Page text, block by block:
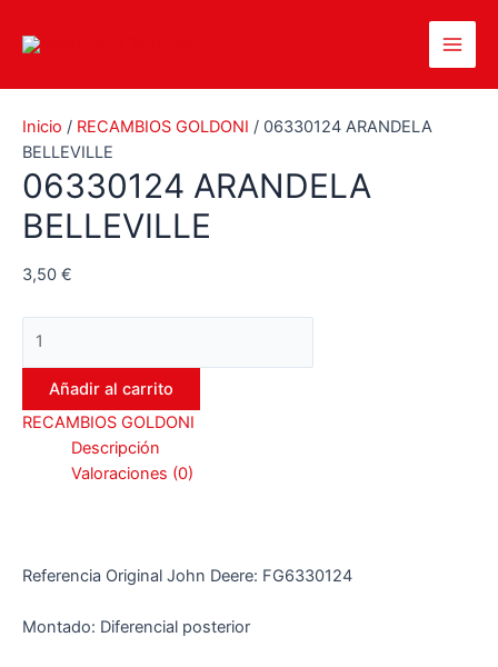
Main
Inicio / RECAMBIOS GOLDONI / 06330124 ARANDELA
BELLEVILLE
06330124 ARANDELA
BELLEVILLE
3,50 €
ARANDELA
BELLEVILLE
Añadir al carrito
RECAMBIOS GOLDONI
Descripción
Valoraciones (0)
Referencia Original John Deere: FG6330124
Montado: Diferencial posterior